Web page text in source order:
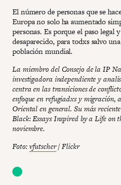
El número de personas que se
Europa no solo ha aumentado
personas. Es porque el paso legal
desaparecido, para todxs salvo
población mundial.
La miembro del Consejo de la IP
investigadora independiente y
centra en las transiciones de
enfoque en refugiadxs y migración,
Oriental en general. Su más
Black: Essays Inspired by a Life on
noviembre.
Foto:vfutscher/ Flickr